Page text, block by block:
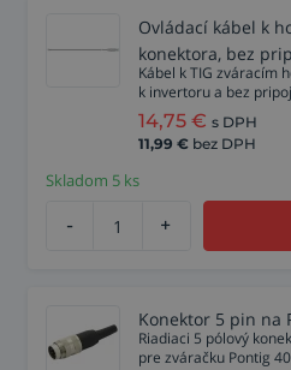
Ovládací kábel k
konektora, bez
Kábel k TIG zváracím
k invertoru a bez
14,75 € s DPH
11,99 € bez DPH
Skladom 5 ks
- +
Konektor 5 pin na
Riadiaci 5 pólový
pre zváračku Pontig